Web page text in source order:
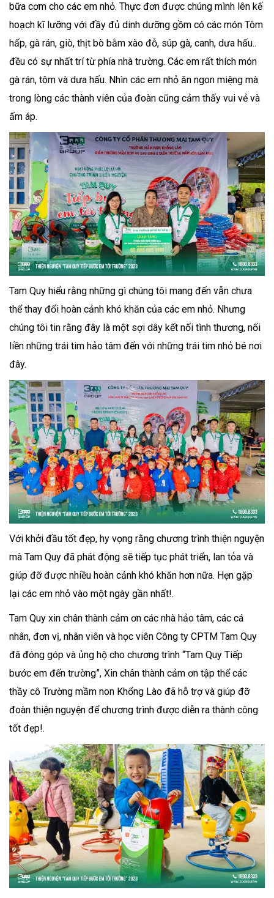
bữa cơm cho các em nhỏ. Thực đơn được chúng mình lên kế
hoạch kĩ lưỡng với đầy đủ dinh dưỡng gồm có các món Tôm
hấp, gà rán, giò, thịt bò bằm xào đỗ, súp gà, canh, dưa hấu..
đều có sự nhất trí từ phía nhà trường. Các em rất thích món
gà rán, tôm và dưa hấu. Nhìn các em nhỏ ăn ngon miệng mà
trong lòng các thành viên của đoàn cũng cảm thấy vui vẻ và
ấm áp.
Tam Quy hiểu rằng những gì chúng tôi mang đến vẫn chưa
thể thay đổi hoàn cảnh khó khăn của các em nhỏ. Nhưng
chúng tôi tin rằng đây là một sợi dây kết nối tình thương, nối
liền những trái tim hảo tâm đến với những trái tim nhỏ bé nơi
đây.
Với khởi đầu tốt đẹp, hy vọng rằng chương trình thiện nguyện
mà Tam Quy đã phát động sẽ tiếp tục phát triển, lan tỏa và
giúp đỡ được nhiều hoàn cảnh khó khăn hơn nữa. Hẹn gặp
lại các em nhỏ vào một ngày gần nhất!.
Tam Quy xin chân thành cảm ơn các nhà hảo tâm, các cá
nhân, đơn vị, nhân viên và học viên Công ty CPTM Tam Quy
đã đóng góp và ủng hộ cho chương trình “Tam Quy Tiếp
bước em đến trường”, Xin chân thành cảm ơn tập thể các
thầy cô Trường mầm non Khổng Lào đã hỗ trợ và giúp đỡ
đoàn thiện nguyện để chương trình được diễn ra thành công
tốt đẹp!.